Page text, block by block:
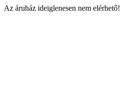
Az áruház ideiglenesen nem elérhető!